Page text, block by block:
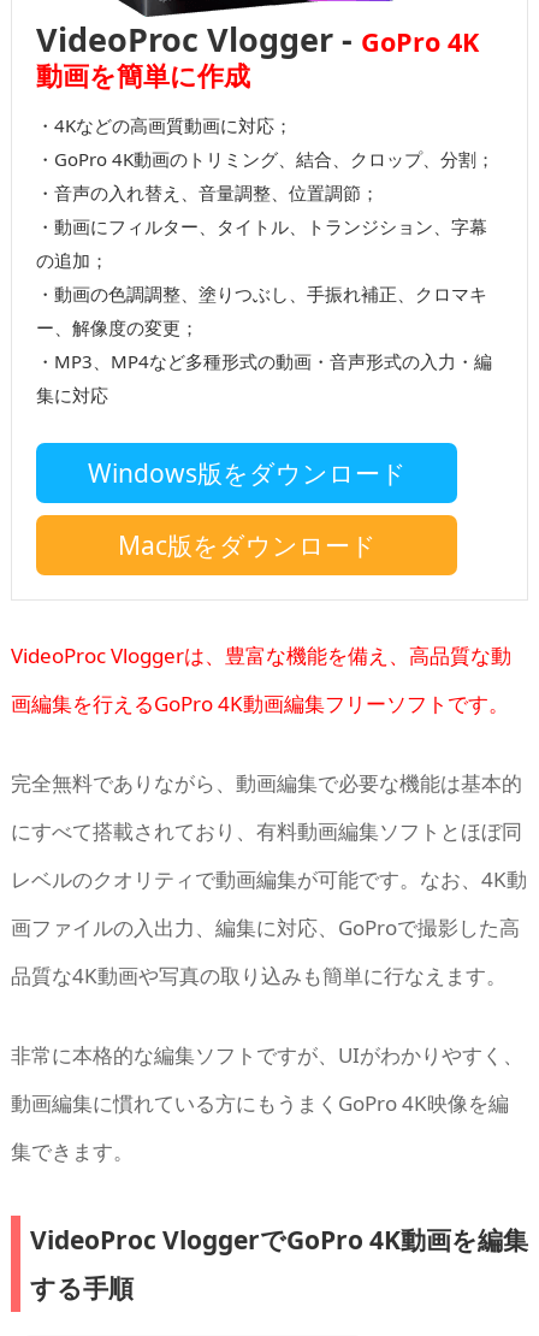
VideoProc Vlogger- GoPro 4K
動画を簡単に作成
・4Kなどの高画質動画に対応；
・GoPro 4K動画のトリミング、結合、クロップ、分割；
・音声の入れ替え、音量調整、位置調節；
・動画にフィルター、タイトル、トランジション、字幕
の追加；
・動画の色調調整、塗りつぶし、手振れ補正、クロマキ
ー、解像度の変更；
・MP3、MP4など多種形式の動画・音声形式の入力・編
集に対応
Windows版をダウンロード
Mac版をダウンロード
VideoProc Vloggerは、豊富な機能を備え、高品質な動
画編集を行えるGoPro 4K動画編集フリーソフトです。
完全無料でありながら、動画編集で必要な機能は基本的
にすべて搭載されており、有料動画編集ソフトとほぼ同
レベルのクオリティで動画編集が可能です。なお、4K動
画ファイルの入出力、編集に対応、GoProで撮影した高
品質な4K動画や写真の取り込みも簡単に行なえます。
非常に本格的な編集ソフトですが、UIがわかりやすく、
動画編集に慣れている方にもうまくGoPro 4K映像を編
集できます。
VideoProc VloggerでGoPro 4K動画を編集
する手順